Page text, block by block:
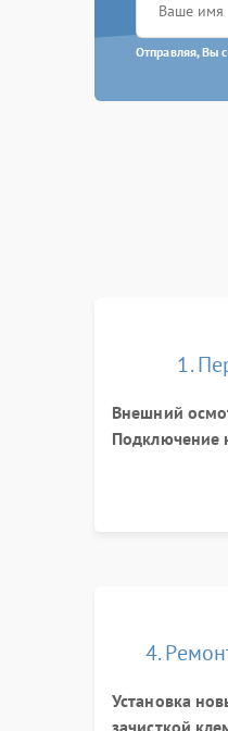
Отправляя, Вы
1.
Внешний
Подключение
звуковых
4.
Установка
зачисткой